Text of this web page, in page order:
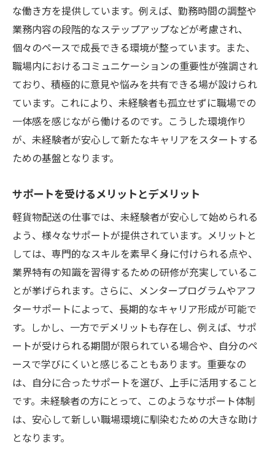
な働き方を提供しています。例えば、勤務時間の調整や
業務内容の段階的なステップアップなどが考慮され、
個々のペースで成長できる環境が整っています。また、
職場内におけるコミュニケーションの重要性が強調され
ており、積極的に意見や悩みを共有できる場が設けられ
ています。これにより、未経験者も孤立せずに職場での
一体感を感じながら働けるのです。こうした環境作り
が、未経験者が安心して新たなキャリアをスタートする
ための基盤となります。
サポートを受けるメリットとデメリット
軽貨物配送の仕事では、未経験者が安心して始められる
よう、様々なサポートが提供されています。メリットと
しては、専門的なスキルを素早く身に付けられる点や、
業界特有の知識を習得するための研修が充実しているこ
とが挙げられます。さらに、メンタープログラムやアフ
ターサポートによって、長期的なキャリア形成が可能で
す。しかし、一方でデメリットも存在し、例えば、サポ
ートが受けられる期間が限られている場合や、自分のペ
ースで学びにくいと感じることもあります。重要なの
は、自分に合ったサポートを選び、上手に活用すること
です。未経験者の方にとって、このようなサポート体制
は、安心して新しい職場環境に馴染むための大きな助け
となります。